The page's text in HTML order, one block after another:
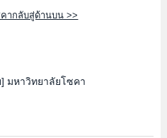
ากลับสู่ด้านบน >>
มหาวิทยาลัยโซคา